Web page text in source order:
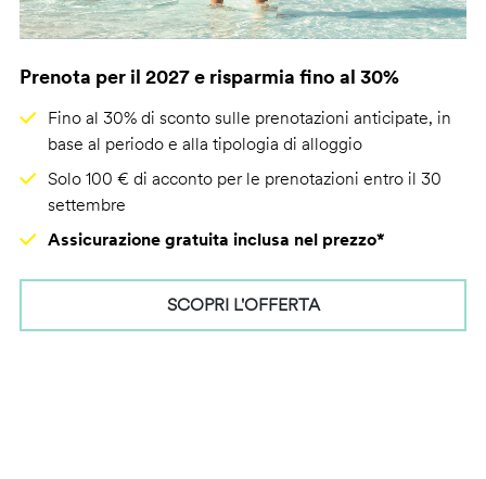
Prenota per il 2027 e risparmia fino al 30%
Fino al 30% di sconto sulle prenotazioni anticipate, in
base al periodo e alla tipologia di alloggio
Solo 100 € di acconto per le prenotazioni entro il 30
settembre
Assicurazione gratuita inclusa nel prezzo*
SCOPRI L'OFFERTA